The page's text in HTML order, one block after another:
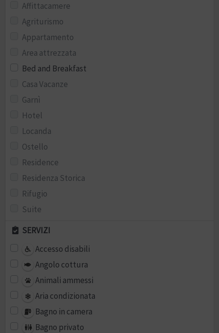
Affittacamere
Agriturismo
Appartamento
Area attrezzata
Bed and Breakfast
Casa Vacanze
Garnì
Hotel
Locanda
Ostello
Residence
Residenza Storica
Rifugio
Suite
SERVIZI
Accesso disabili
Angolo cottura
Animali ammessi
Aria condizionata
Bagno in camera
Bagno privato